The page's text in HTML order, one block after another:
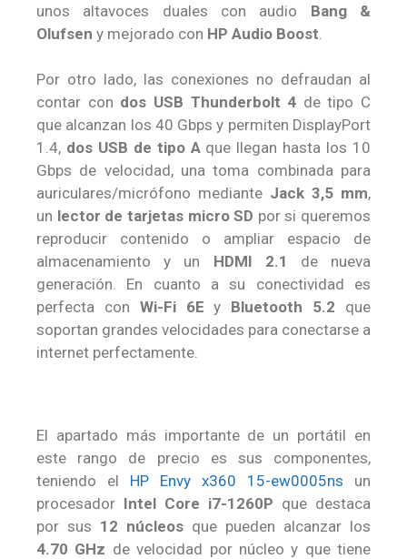
unos altavoces duales con audio Bang &
Olufsen y mejorado con HP Audio Boost
Por otro lado, las conexiones no defraudan al
contar con dos USB Thunderbolt 4 de tipo C
que alcanzan los 40 Gbps y permiten DisplayPort
1.4, dos USB de tipo Aque llegan hasta los 10
Gbps de velocidad, una toma combinada para
auriculares/micrófono mediante Jack 3,5 mm,
un lector de tarjetas micro SD por si queremos
reproducir contenido o ampliar espacio de
almacenamiento y un HDMI 2.1
de nueva
generación. En cuanto a su conectividad es
perfecta con Wi-Fi 6E y Bluetooth 5.2 que
soportan grandes velocidades para conectarse a
internet perfectamente.
El apartado más importante de un portátil en
este rango de precio es sus componentes,
teniendo el HP Envy x360 15-ew0005ns un
procesador Intel Core i7-1260P que destaca
por sus 12 núcleos que pueden alcanzar los
4.70 GHz de velocidad por núcleo y que tiene